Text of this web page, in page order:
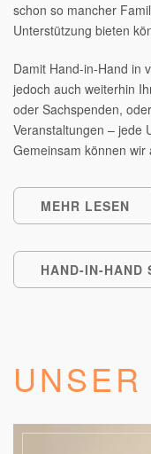
schon so mancher
Unterstützung bieten
Damit Hand-in-Hand in
jedoch auch weiterhin
oder Sachspenden,
Veranstaltungen – jede
Gemeinsam können wir
MEHR LESEN
HAND-IN-HAND